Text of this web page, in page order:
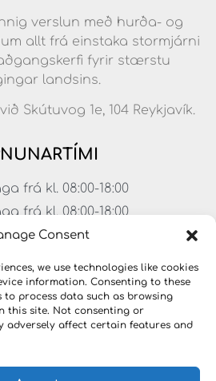
Consent
we use technologies like cookies
information. Consenting to these
process data such as browsing
this site. Not consenting or
adversely affect certain features and
verslun með hurða- og
allt frá einstaka stormjárni
fyrir stærstu
landsins.
Skútuvog 1e, 104 Reykjavík.
frá kl. 08:00-18:00
frá kl. 08:00-18:00
frá kl. 08:00-18:00
frá kl. 08:00-17:00
frá kl. 11:00-15:00